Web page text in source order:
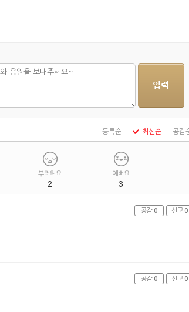
등록순 최신순 공감
부러워요
2
예뻐요
3
공감 0 신고 0
공감 0 신고 0